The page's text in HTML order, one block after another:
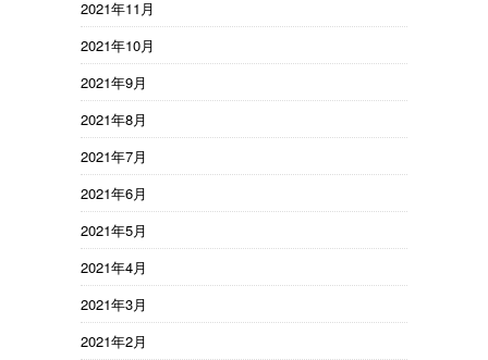
2021年11月
2021年10月
2021年9月
2021年8月
2021年7月
2021年6月
2021年5月
2021年4月
2021年3月
2021年2月